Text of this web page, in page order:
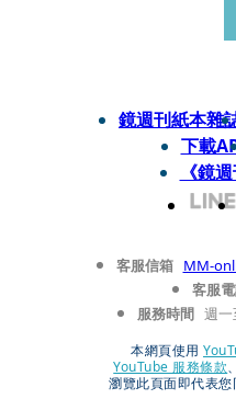
鏡週刊紙本雜
下載
《鏡
客服信箱 MM-
客服
服務時間 週
本網頁使用
YouTube 服務條款、
瀏覽此頁面即代表